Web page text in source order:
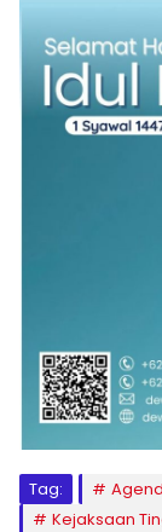
Tag:
Kejaksaan